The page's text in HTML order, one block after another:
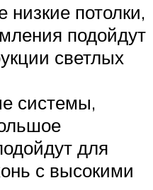
низкие потолки,
подойдут
светлых
системы,
для
с высокими